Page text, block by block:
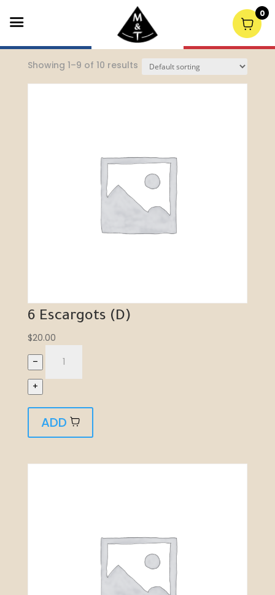
/ Starters
Showing 1–9 of 10 results
6 Escargots (D)
$20.00
–
+
ADD
0